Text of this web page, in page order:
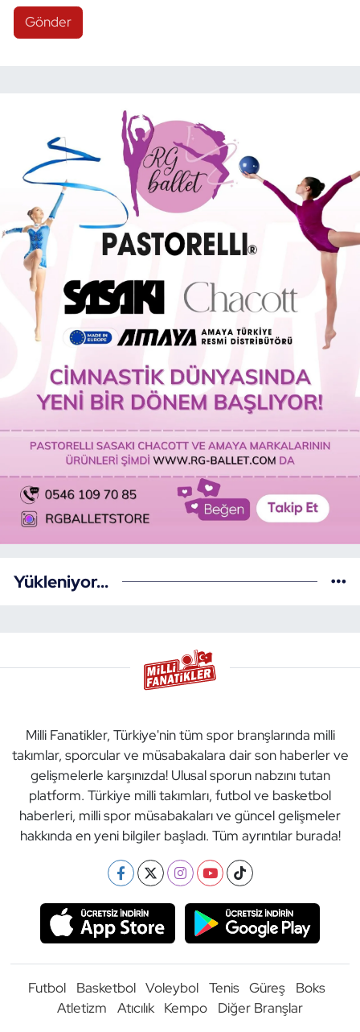
Gönder
Yükleniyor...
Milli Fanatikler, Türkiye'nin tüm spor branşlarında milli
takımlar, sporcular ve müsabakalara dair son haberler ve
gelişmelerle karşınızda! Ulusal sporun nabzını tutan
platform. Türkiye milli takımları, futbol ve basketbol
haberleri, milli spor müsabakaları ve güncel gelişmeler
hakkında en yeni bilgiler başladı. Tüm ayrıntılar burada!
Futbol Basketbol Voleybol Tenis Güreş
Boks
Atletizm
Atıcılık Kempo Diğer Branşlar